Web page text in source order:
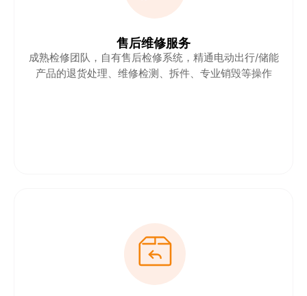
售后维修服务
成熟检修团队，自有售后检修系统，精通电动出行/储能
产品的退货处理、维修检测、拆件、专业销毁等操作